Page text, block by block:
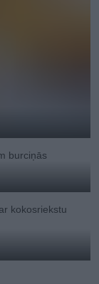
burciņās
kokosriekstu